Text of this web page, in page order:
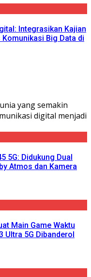
Integrasikan Kajian
Big Data di
yang semakin
digital menjadi
5G: Didukung Dual
Atmos dan Kamera
Main Game Waktu
Ultra 5G Dibanderol